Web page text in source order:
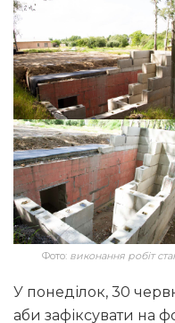
Фото: виконання робіт
У понеділок, 30
аби зафіксувати на